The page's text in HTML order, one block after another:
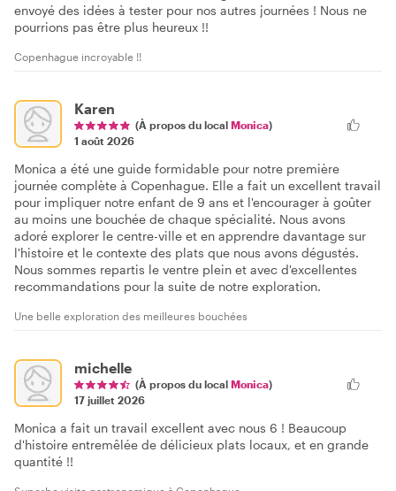
envoyé des idées à tester pour nos autres journées ! Nous ne
pourrions pas être plus heureux !!
Copenhague incroyable !!
Karen
(À propos du local Monica)
1 août 2026
Monica a été une guide formidable pour notre première
journée complète à Copenhague. Elle a fait un excellent travail
pour impliquer notre enfant de 9 ans et l'encourager à goûter
au moins une bouchée de chaque spécialité. Nous avons
adoré explorer le centre-ville et en apprendre davantage sur
l'histoire et le contexte des plats que nous avons dégustés.
Nous sommes repartis le ventre plein et avec d'excellentes
recommandations pour la suite de notre exploration.
Une belle exploration des meilleures bouchées
michelle
(À propos du local Monica)
17 juillet 2026
Monica a fait un travail excellent avec nous 6 ! Beaucoup
d'histoire entremêlée de délicieux plats locaux, et en grande
quantité !!